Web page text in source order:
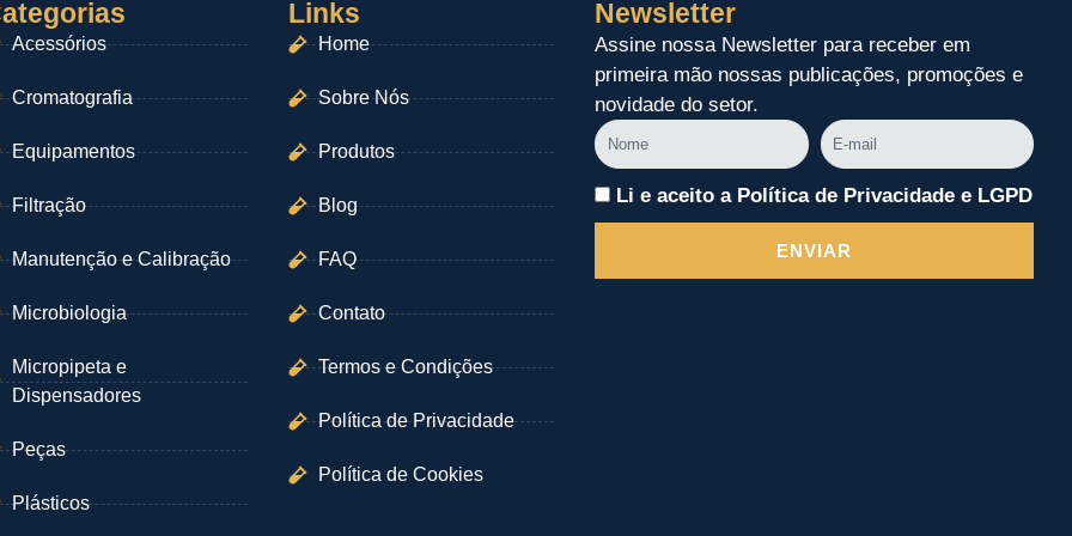
Acessórios
Cromatografia
Equipamentos
Filtração
Manutenção e Calibração
Microbiologia
Micropipeta e
Dispensadores
Peças
Plásticos
Links
Home
Sobre Nós
Produtos
Blog
FAQ
Contato
Termos e Condições
Política de Privacidade
Política de Cookies
Newsletter
Assine nossa Newsletter para receber em
primeira mão nossas publicações, promoções e
novidade do setor.
Nome
E-
mail
Li e aceito a Política de Privacidade e LGPD
ENVIAR